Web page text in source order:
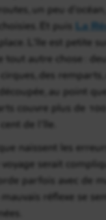
un peu d’océan,
Et puis La
L’île est petite
tout autre chose :
des
au point
couvre plus de
de l’île.
naissent les
voyage serait
parfois avec de
mauvais réflexe se